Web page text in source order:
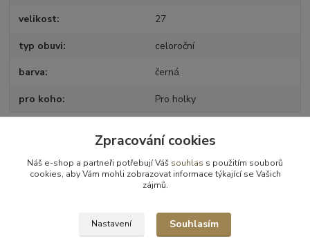
velikost 27
typ obuvi celoroční
barva černá
pro koho Pro holky
Zboží zařazeno v kategoriích
Obuv celoroční
Zpracování cookies
Náš e-shop a partneři potřebují Váš souhlas s použitím souborů
cookies, aby Vám mohli zobrazovat informace týkající se Vašich
zájmů.
Nastavení Souhlasím